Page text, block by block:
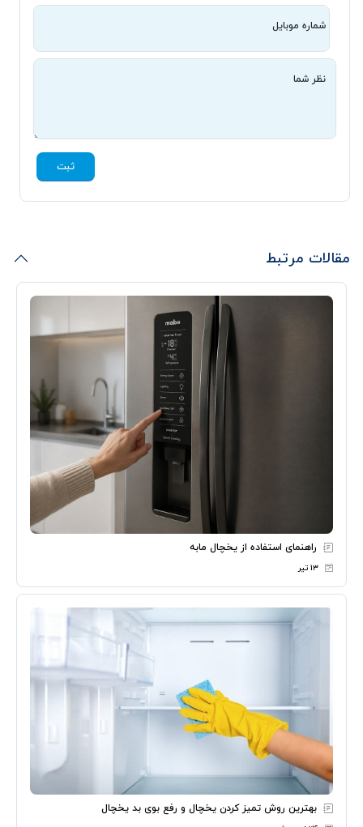
شماره موبایل
نظر شما
ثبت
مقالات مرتبط
راهنمای استفاده از یخچال مابه
۱۳ تیر
بهترین روش تمیز کردن یخچال و رفع بوی بد یخچال